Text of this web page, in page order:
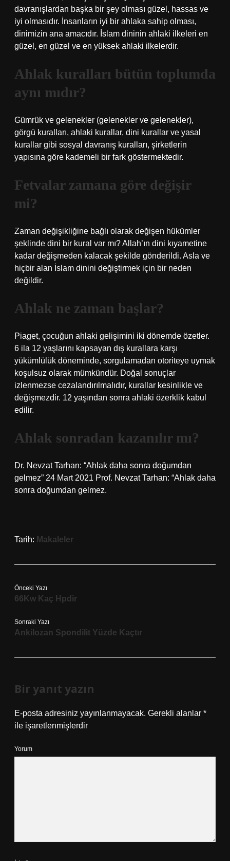
davranışlardan başka bir şey olması güzel, hassas ve
iyi olmasıdır. İnsanların iyi bir ahlaka sahip olması,
dinimizin ana amacıdır. İslam dininin ahlaki ilkeleri en
güzel, en güzel ve en yüksek ahlaki ilkelerdir.
Ahlak kuralları bütün toplumda
aynı mıdır?
Gümrük ve gelenekler (gelenekler ve gelenekler),
görgü kuralları, ahlaki kurallar, dini kurallar ve yasal
kurallar gibi sosyal davranış kuralları, şirketlerin
yapısına göre kademeli bir fark göstermektedir.
Fetvalar zamana göre değişir
mi?
Zaman değişikliğine bağlı olarak değişen hükümler
şeklinde dini bir kural var mı? Allah’ın dini kıyametine
kadar değişmeden kalacak şekilde gönderildi. Asla ve
hiçbir alan İslam dinini değiştirmek için bir neden
değildir.
Ahlak ne zaman başlar?
Piaget, çocuğun ahlaki gelişimini iki dönemde özetler.
6 ila 12 yaşlarını kapsayan dış kurallara karşı
yükümlülük döneminde, sorgulamadan otoriteye uymak
koşulsuz olarak mümkündür. Doğal sonuçlar
izlenmezse cezalandırılmalıdır, kurallar kesinlikle ve
değişmezdir. 12 yaşından sonra ahlaki özerklik kabul
edilir.
Ahlak sonradan kazanılır mı?
Dr. Nevzat Tarhan: “Ahlak daha sonra doğumdan
gelmez” 24 Mart 2021 Prof. Nevzat Tarhan: “Ahlak daha
sonra doğumdan gelmez.
Tarih: Makaleler
Önceki Yazı
66Kw Kaç Hpdir
Sonraki Yazı
Ankilozan Spondilit Yüzde Kaçtır
Bir yanıt yazın
E-posta adresiniz yayınlanmayacak. Gerekli alanlar *
ile işaretlenmişlerdir
Yorum